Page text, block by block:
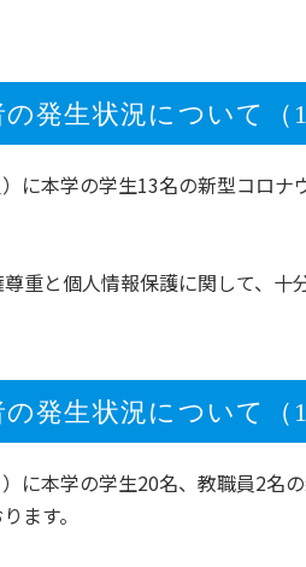
発生状況について（
に本学の学生13名の新型コロ
と個人情報保護に関して、十
発生状況について（
に本学の学生20名、教職員2名
ます。